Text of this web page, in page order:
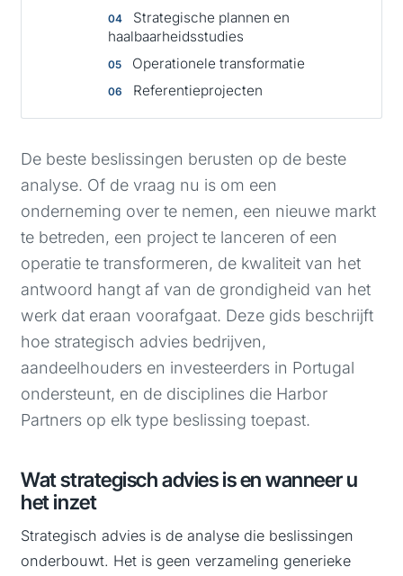
Strategische plannen en
haalbaarheidsstudies
Operationele transformatie
Referentieprojecten
De beste beslissingen berusten op de beste
analyse. Of de vraag nu is om een
onderneming over te nemen, een nieuwe markt
te betreden, een project te lanceren of een
operatie te transformeren, de kwaliteit van het
antwoord hangt af van de grondigheid van het
werk dat eraan voorafgaat. Deze gids beschrijft
hoe strategisch advies bedrijven,
aandeelhouders en investeerders in Portugal
ondersteunt, en de disciplines die Harbor
Partners op elk type beslissing toepast.
Wat strategisch advies is en wanneer u
het inzet
Strategisch advies is de analyse die beslissingen
onderbouwt. Het is geen verzameling generieke